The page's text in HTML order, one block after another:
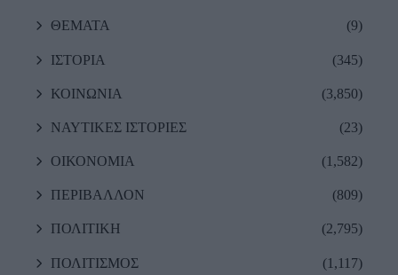
ΘΕΜΑΤΑ (9)
ΙΣΤΟΡΙΑ (345)
ΚΟΙΝΩΝΙΑ (3,850)
ΝΑΥΤΙΚΕΣ ΙΣΤΟΡΙΕΣ (23)
ΟΙΚΟΝΟΜΙΑ (1,582)
ΠΕΡΙΒΑΛΛΟΝ (809)
ΠΟΛΙΤΙΚΗ (2,795)
ΠΟΛΙΤΙΣΜΟΣ (1,117)